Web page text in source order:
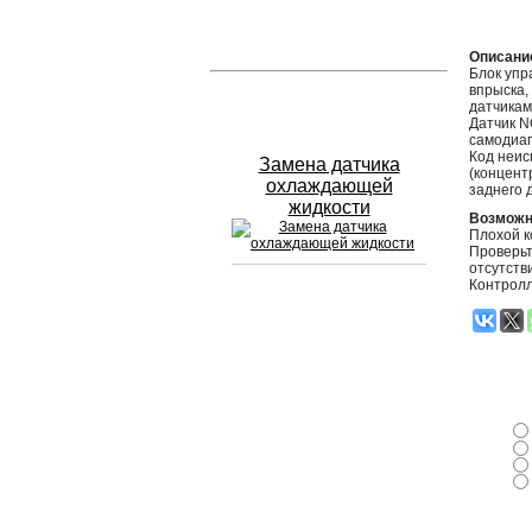
Замена датчика
охлаждающей
жидкости
Блок
Датчик
Код
заднего
Плохой